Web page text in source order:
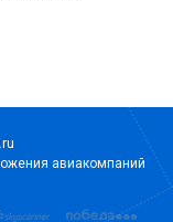
авиакомпаний